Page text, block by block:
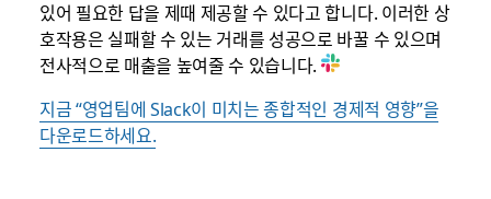
있어 필요한 답을 제때 제공할 수 있다고 합니다. 이러한 상
호작용은 실패할 수 있는 거래를 성공으로 바꿀 수 있으며
전사적으로 매출을 높여줄 수 있습니다.
지금 “영업팀에 Slack이 미치는 종합적인 경제적 영향”을
다운로드하세요.